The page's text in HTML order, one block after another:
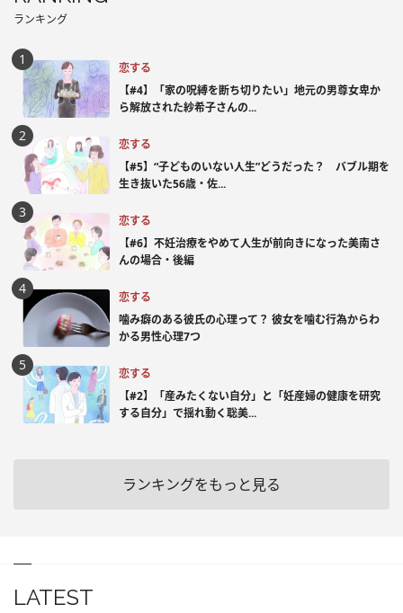
ランキング
恋する
【#4】「家の呪縛を断ち切りたい」地元の男尊女卑か
ら解放された紗希子さんの...
恋する
【#5】“子どものいない人生”どうだった？ バブル期を
生き抜いた56歳・佐...
恋する
【#6】不妊治療をやめて人生が前向きになった美南さ
んの場合・後編
恋する
噛み癖のある彼氏の心理って？ 彼女を噛む行為からわ
かる男性心理7つ
恋する
【#2】「産みたくない自分」と「妊産婦の健康を研究
する自分」で揺れ動く聡美...
ランキングをもっと見る
LATEST